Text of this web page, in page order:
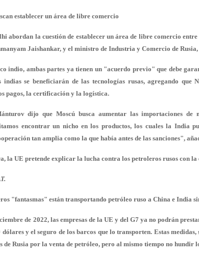
establecer un área de libre comercio
abordan la cuestión de establecer un área de libre comercio entre
Jaishankar, y el ministro de Industria y Comercio de
indio, ambas partes ya tienen un "acuerdo previo" que debe
indias se beneficiarán de las tecnologías rusas, agregando
pagos, la certificación y la logística.
dijo que Moscú busca aumentar las importaciones
encontrar un nicho en los productos, los cuales la India
tan amplia como la que había antes de las sanciones",
la UE pretende explicar la lucha contra los petroleros rusos con la
"fantasmas" están transportando petróleo ruso a China e India
de 2022, las empresas de la UE y del G7 ya no podrán
y el seguro de los barcos que lo transporten. Estas
de Rusia por la venta de petróleo, pero al mismo tiempo no hundir